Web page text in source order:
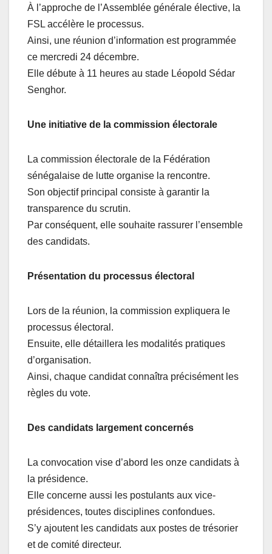
À l’approche de l’Assemblée générale élective, la
FSL accélère le processus.
Ainsi, une réunion d’information est programmée
ce mercredi 24 décembre.
Elle débute à 11 heures au stade Léopold Sédar
Senghor.
Une initiative de la commission électorale
La commission électorale de la Fédération
sénégalaise de lutte organise la rencontre.
Son objectif principal consiste à garantir la
transparence du scrutin.
Par conséquent, elle souhaite rassurer l’ensemble
des candidats.
Présentation du processus électoral
Lors de la réunion, la commission expliquera le
processus électoral.
Ensuite, elle détaillera les modalités pratiques
d’organisation.
Ainsi, chaque candidat connaîtra précisément les
règles du vote.
Des candidats largement concernés
La convocation vise d’abord les onze candidats à
la présidence.
Elle concerne aussi les postulants aux vice-
présidences, toutes disciplines confondues.
S’y ajoutent les candidats aux postes de trésorier
et de comité directeur.